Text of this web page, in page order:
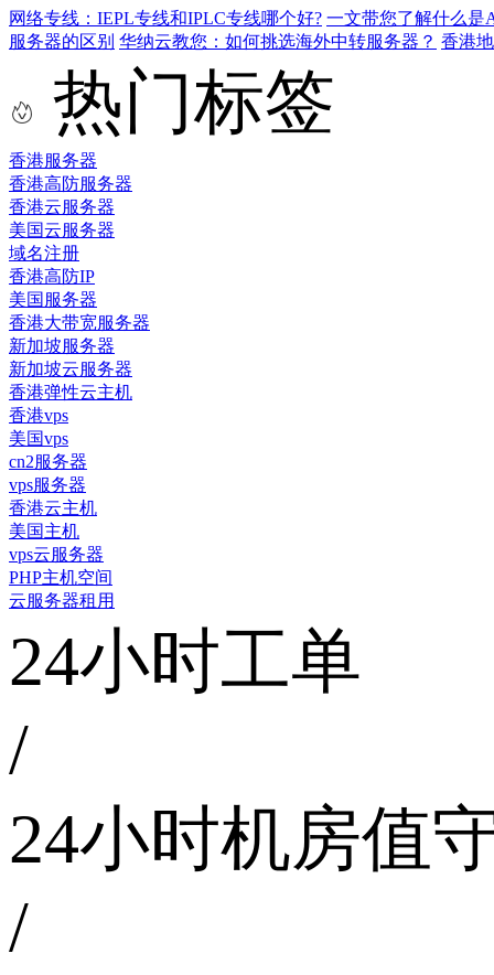
网络专线：IEPL专线和IPLC专线哪个好? 一文带您了解什么是
服务器的区别 华纳云教您：如何挑选海外中转服务器？ 香港
热门标签
香港服务器
香港高防服务器
香港云服务器
美国云服务器
域名注册
香港高防IP
美国服务器
香港大带宽服务器
新加坡服务器
新加坡云服务器
香港弹性云主机
香港vps
美国vps
cn2服务器
vps服务器
香港云主机
美国主机
vps云服务器
PHP主机空间
云服务器租用
24小时工单
/
24小时机房值
/